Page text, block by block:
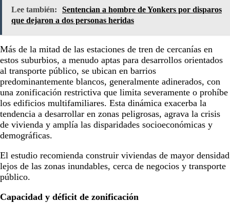
Lee también:
Sentencian a hombre de Yonkers por disparos
que dejaron a dos personas heridas
Más de la mitad de las estaciones de tren de cercanías en
estos suburbios, a menudo aptas para desarrollos orientados
al transporte público, se ubican en barrios
predominantemente blancos, generalmente adinerados, con
una zonificación restrictiva que limita severamente o prohíbe
los edificios multifamiliares. Esta dinámica exacerba la
tendencia a desarrollar en zonas peligrosas, agrava la crisis
de vivienda y amplía las disparidades socioeconómicas y
demográficas.
El estudio recomienda construir viviendas de mayor densidad
lejos de las zonas inundables, cerca de negocios y transporte
público.
Capacidad y déficit de zonificación